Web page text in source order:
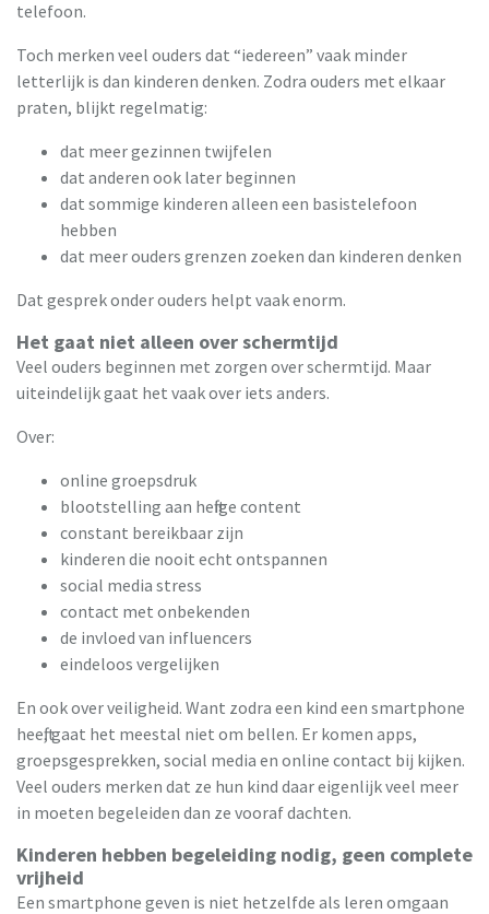
telefoon.
Toch merken veel ouders dat “iedereen” vaak minder
letterlijk is dan kinderen denken. Zodra ouders met elkaar
praten, blijkt regelmatig:
dat meer gezinnen twijfelen
dat anderen ook later beginnen
dat sommige kinderen alleen een basistelefoon
hebben
dat meer ouders grenzen zoeken dan kinderen denken
Dat gesprek onder ouders helpt vaak enorm.
Het gaat niet alleen over schermtijd
Veel ouders beginnen met zorgen over schermtijd. Maar
uiteindelijk gaat het vaak over iets anders.
Over:
online groepsdruk
blootstelling aan heftige content
constant bereikbaar zijn
kinderen die nooit echt ontspannen
social media stress
contact met onbekenden
de invloed van influencers
eindeloos vergelijken
En ook over veiligheid. Want zodra een kind een smartphone
heeft, gaat het meestal niet om bellen. Er komen apps,
groepsgesprekken, social media en online contact bij kijken.
Veel ouders merken dat ze hun kind daar eigenlijk veel meer
in moeten begeleiden dan ze vooraf dachten.
Kinderen hebben begeleiding nodig, geen complete
vrijheid
Een smartphone geven is niet hetzelfde als leren omgaan